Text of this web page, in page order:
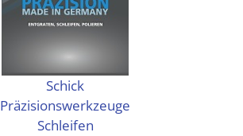
Schick
Präzisionswerkzeuge
Schleifen